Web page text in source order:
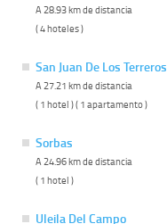
A 28.93 km de distancia
( 4 hoteles )
San Juan De Los Terreros
A 27.21 km de distancia
( 1 hotel ) ( 1 apartamento )
Sorbas
A 24.96 km de distancia
( 1 hotel )
Uleila Del Campo